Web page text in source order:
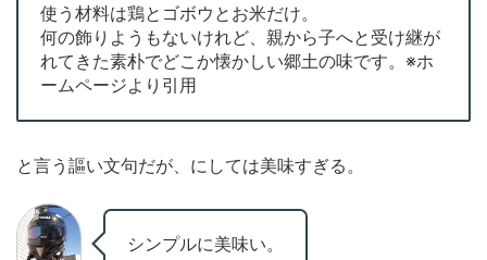
使う材料は鶏とゴボウとお米だけ。
何の飾りようもないけれど、親から子へと受け継が
れてきた素朴でどこか懐かしい郷土の味です。※ホ
ームページより引用
と言う謳い文句だが、にしては美味すぎる。
シンプルに美味い。